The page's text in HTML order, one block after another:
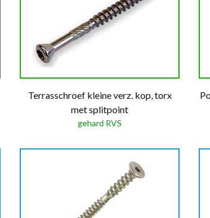
Terrasschroef kleine verz. kop, torx
met splitpoint
gehard RVS